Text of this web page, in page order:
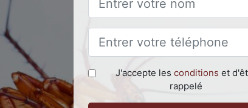
J'accepte les conditions et
rappelé